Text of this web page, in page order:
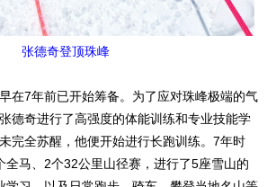
张德奇登顶珠峰
7年前已开始筹备。为了应对珠峰极端的气
德奇进行了高强度的体能训练和专业技能学
完全苏醒，他便开始进行长跑训练。7年时
全马、2个32公里山径赛，进行了5座雪山的